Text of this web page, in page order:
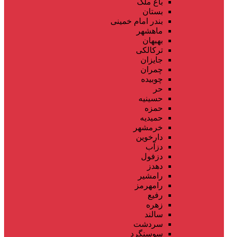
بستان
بندر امام خمینی
ماهشهر
بهبهان
ترکالکی
جایزان
چمران
چوبیده
حر
حسینیه
حمزه
حمیدیه
خرمشهر
دارخوین
دزآب
دزفول
دهدز
رامشیر
رامهرمز
رفیع
زهره
سالند
سردشت
سوسنگرد